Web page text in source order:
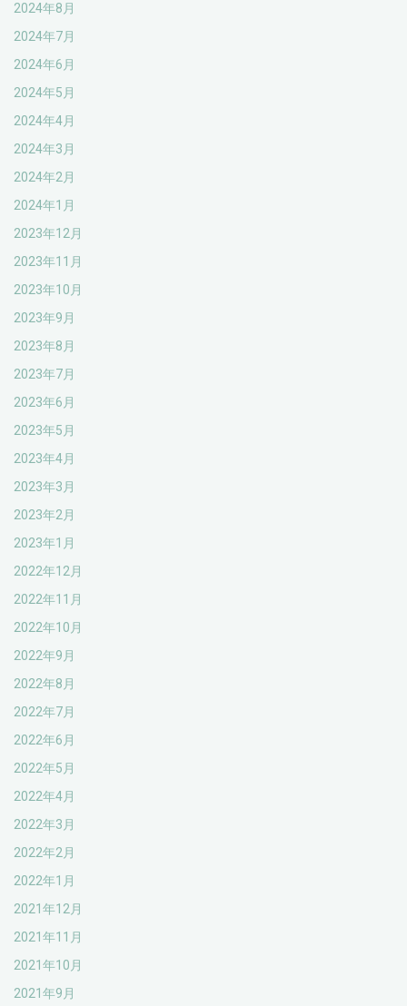
2024年8月
2024年7月
2024年6月
2024年5月
2024年4月
2024年3月
2024年2月
2024年1月
2023年12月
2023年11月
2023年10月
2023年9月
2023年8月
2023年7月
2023年6月
2023年5月
2023年4月
2023年3月
2023年2月
2023年1月
2022年12月
2022年11月
2022年10月
2022年9月
2022年8月
2022年7月
2022年6月
2022年5月
2022年4月
2022年3月
2022年2月
2022年1月
2021年12月
2021年11月
2021年10月
2021年9月